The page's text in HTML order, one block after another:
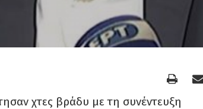
χτες βράδυ με τη συνέντευξη